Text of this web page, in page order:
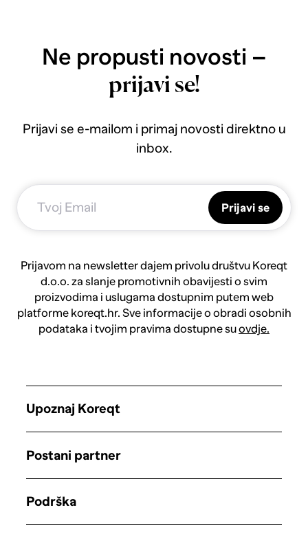
Ne propusti novosti –
prijavi se!
Prijavi se e-mailom i primaj novosti direktno u
inbox.
Prijavi se
Prijavom na newsletter dajem privolu društvu Koreqt
d.o.o. za slanje promotivnih obavijesti o svim
proizvodima i uslugama dostupnim putem web
platforme koreqt.hr. Sve informacije o obradi osobnih
podataka i tvojim pravima dostupne suovdje.
Upoznaj Koreqt
Postani partner
Podrška